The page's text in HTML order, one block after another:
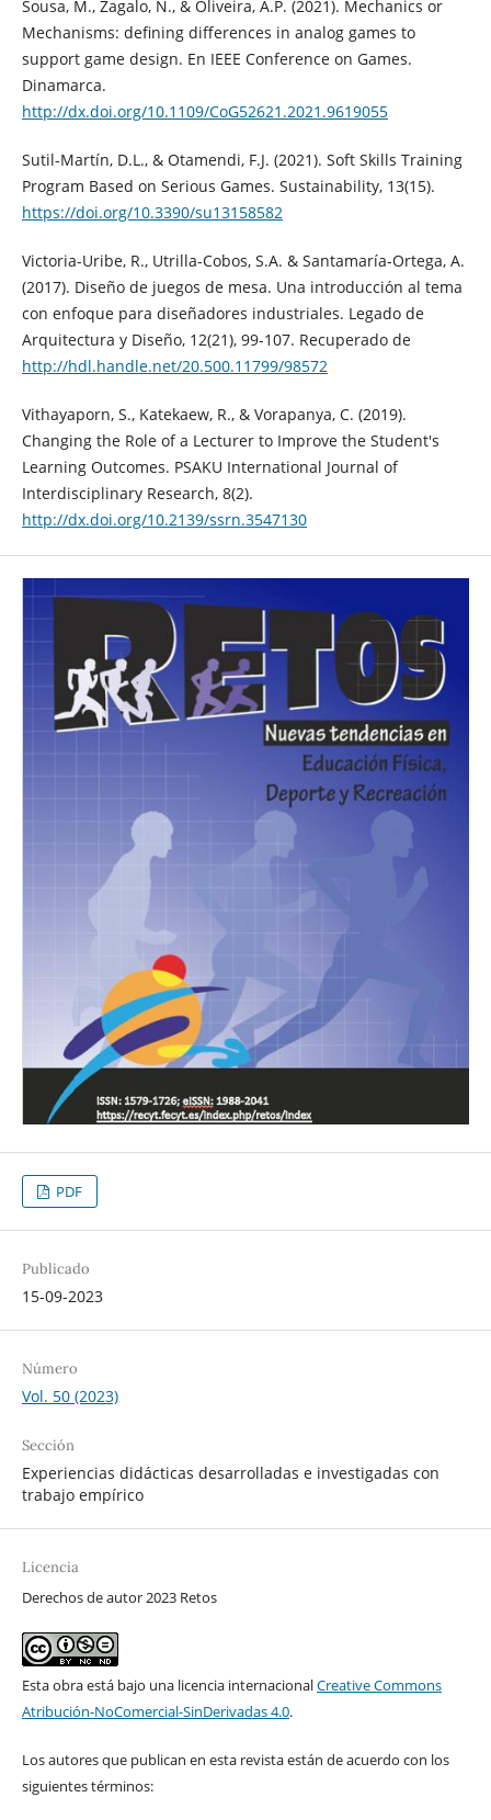
Sousa, M., Zagalo, N., & Oliveira, A.P. (2021). Mechanics or
Mechanisms: defining differences in analog games to
support game design. En IEEE Conference on Games.
Dinamarca.
http://dx.doi.org/10.1109/CoG52621.2021.9619055
Sutil-Martín, D.L., & Otamendi, F.J. (2021). Soft Skills Training
Program Based on Serious Games. Sustainability, 13(15).
https://doi.org/10.3390/su13158582
Victoria-Uribe, R., Utrilla-Cobos, S.A. & Santamaría-Ortega, A.
(2017). Diseño de juegos de mesa. Una introducción al tema
con enfoque para diseñadores industriales. Legado de
Arquitectura y Diseño, 12(21), 99-107. Recuperado de
http://hdl.handle.net/20.500.11799/98572
Vithayaporn, S., Katekaew, R., & Vorapanya, C. (2019).
Changing the Role of a Lecturer to Improve the Student's
Learning Outcomes. PSAKU International Journal of
Interdisciplinary Research, 8(2).
http://dx.doi.org/10.2139/ssrn.3547130
PDF
Publicado
15-09-2023
Número
Vol. 50 (2023)
Sección
Experiencias didácticas desarrolladas e investigadas con
trabajo empírico
Licencia
Derechos de autor 2023 Retos
Esta obra está bajo una licencia internacionalCreative Commons
Atribución-NoComercial-SinDerivadas 4.0.
Los autores que publican en esta revista están de acuerdo con los
siguientes términos: